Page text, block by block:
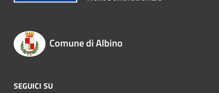
Comune di Albino
SEGUICI SU